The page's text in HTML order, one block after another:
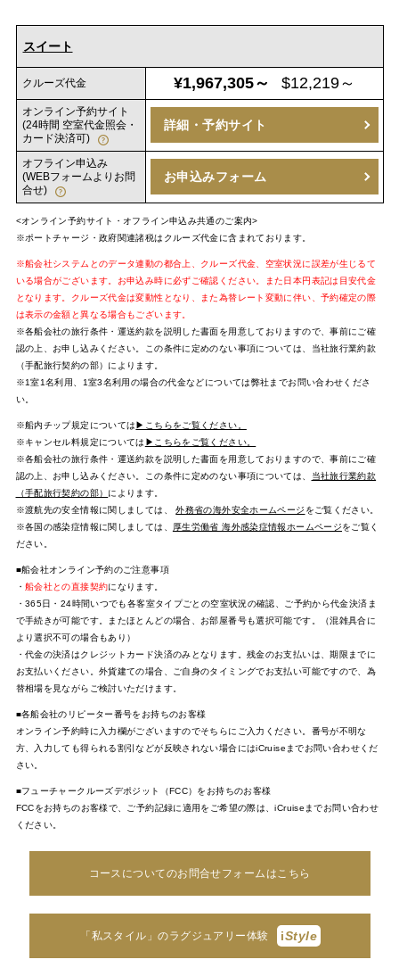
スイート
クルーズ代金 ¥1,967,305～ $12,219～
オンライン予約サイト
(24時間 空室代金照会・
カード決済可)
詳細・予約サイト
オフライン申込み
(WEBフォームよりお問
合せ)
お申込みフォーム
<オンライン予約サイト・オフライン申込み共通のご案内>
※ポートチャージ・政府関連諸税はクルーズ代金に含まれております。
※船会社システムとのデータ連動の都合上、クルーズ代金、空室状況に誤差が生じるて
いる場合がございます。お申込み時に必ずご確認ください。また日本円表記は目安代金
となります。クルーズ代金は変動性となり、また為替レート変動に伴い、予約確定の際
は表示の金額と異なる場合もございます。
※各船会社の旅行条件・運送約款を説明した書面を用意しておりますので、事前にご確
認の上、お申し込みください。この条件に定めのない事項については、当社旅行業約款
（手配旅行契約の部）によります。
※1室1名利用、1室3名利用の場合の代金などについては弊社までお問い合わせくださ
い。
※船内チップ規定については▶こちらをご覧ください。
※キャンセル料規定については ▶こちらをご覧ください。
※各船会社の旅行条件・運送約款を説明した書面を用意しておりますので、事前にご確
認の上、お申し込みください。この条件に定めのない事項については、
当社旅行業約款
（手配旅行契約の部） によります。
※渡航先の安全情報に関しましては、外務省の海外安全ホームページ をご覧ください。
※各国の感染症情報に関しましては、
厚生労働省 海外感染症情報ホームページをご覧く
ださい。
■船会社オンライン予約のご注意事項
・ 船会社との直接契約になります。
・365日・24時間いつでも各客室タイプごとの空室状況の確認、ご予約から代金決済ま
で手続きが可能です。またほとんどの場合、お部屋番号も選択可能です。（混雑具合に
より選択不可の場合もあり）
・代金の決済はクレジットカード決済のみとなります。残金のお支払いは、期限までに
お支払いください。外貨建ての場合、ご自身のタイミングでお支払い可能ですので、為
替相場を見ながらご検討いただけます。
■各船会社のリピーター番号をお持ちのお客様
オンライン予約時に入力欄がございますのでそちらにご入力ください。番号が不明な
方、入力しても得られる割引などが反映されない場合にはiCruiseまでお問い合わせくだ
さい。
■フューチャークルーズデポジット（FCC）をお持ちのお客様
FCCをお持ちのお客様で、ご予約記録に適用をご希望の際は、iCruiseまでお問い合わせ
ください。
コースについてのお問合せフォームはこちら
「私スタイル」のラグジュアリー体験 iStyle